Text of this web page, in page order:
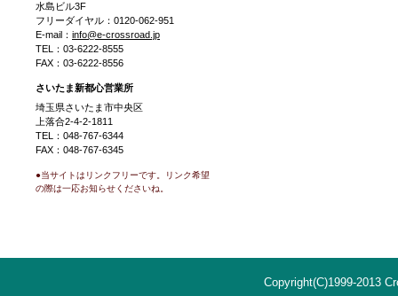
水島ビル3F
フリーダイヤル：0120-062-951
E-mail： info@e-crossroad.jp
TEL：03-6222-8555
FAX：03-6222-8556
さいたま新都心営業所
埼玉県さいたま市中央区
上落合2-4-2-1811
TEL：048-767-6344
FAX：048-767-6345
●当サイトはリンクフリーです。リンク希望
の際は一応お知らせくださいね。
Copyright(C)1999-2013